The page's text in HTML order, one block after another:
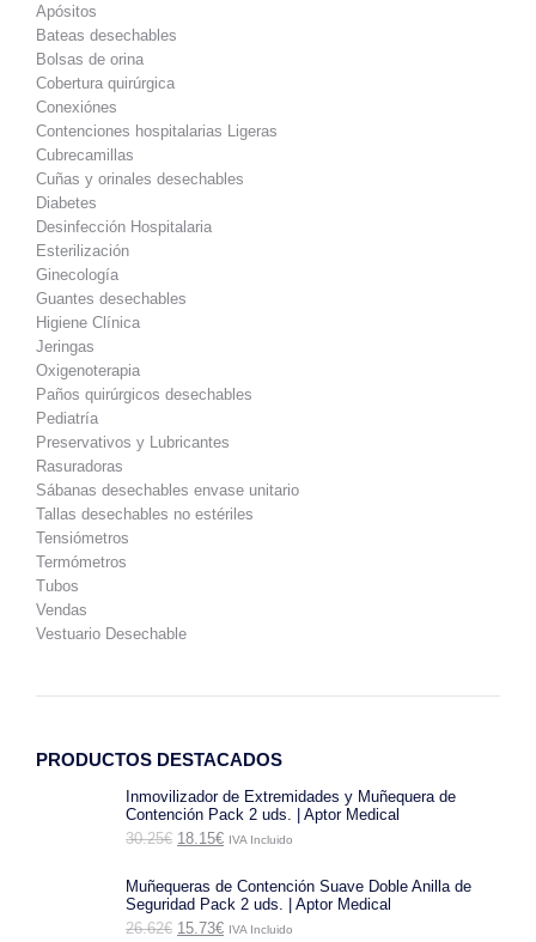
Apósitos
Bateas desechables
Bolsas de orina
Cobertura quirúrgica
Conexiónes
Contenciones hospitalarias Ligeras
Cubrecamillas
Cuñas y orinales desechables
Diabetes
Desinfección Hospitalaria
Esterilización
Ginecología
Guantes desechables
Higiene Clínica
Jeringas
Oxigenoterapia
Paños quirúrgicos desechables
Pediatría
Preservativos y Lubricantes
Rasuradoras
Sábanas desechables envase unitario
Tallas desechables no estériles
Tensiómetros
Termómetros
Tubos
Vendas
Vestuario Desechable
PRODUCTOS DESTACADOS
Inmovilizador de Extremidades y Muñequera de
Contención Pack 2 uds. | Aptor Medical
30.25€ El
era:
30.25€.
18.15€El
es:
18.15€.
IVA Incluido
Muñequeras de Contención Suave Doble Anilla de
Seguridad Pack 2 uds. | Aptor Medical
26.62€ El
15.73€ElIVA Incluido